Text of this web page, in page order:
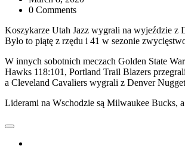
0 Comments
Koszykarze Utah Jazz wygrali na wyjeździe z
Było to piątę z rzędu i 41 w sezonie
W innych sobotnich meczach Golden State
Hawks 118:101, Portland Trail Blazers
a Cleveland Cavaliers wygrali z Denver
Liderami na Wschodzie są Milwaukee Bucks,